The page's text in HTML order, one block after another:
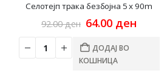
Селотејп трака безбојна 5 x 90m
92.00ден Original
was:
92.00 ден.
64.00 ден
ДОДАЈ ВО
КОШНИЦА